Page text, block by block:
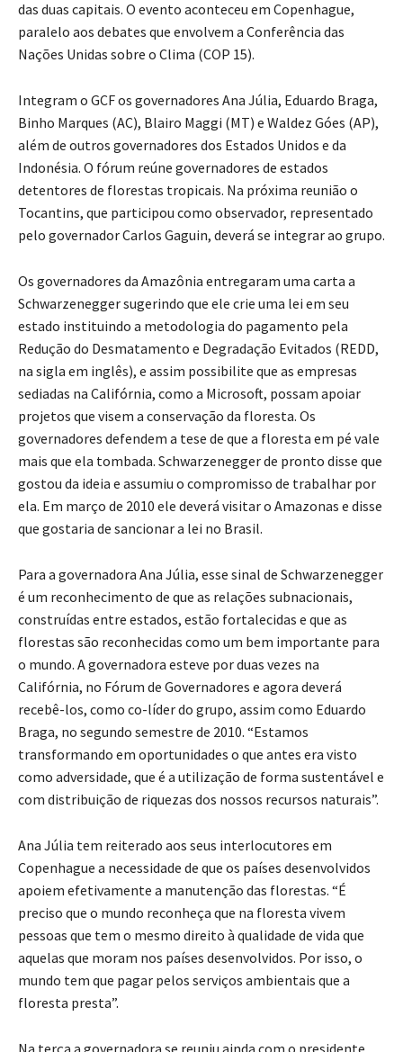
das duas capitais. O evento aconteceu em Copenhague,
paralelo aos debates que envolvem a Conferência das
Nações Unidas sobre o Clima (COP 15).
Integram o GCF os governadores Ana Júlia, Eduardo Braga,
Binho Marques (AC), Blairo Maggi (MT) e Waldez Góes (AP),
além de outros governadores dos Estados Unidos e da
Indonésia. O fórum reúne governadores de estados
detentores de florestas tropicais. Na próxima reunião o
Tocantins, que participou como observador, representado
pelo governador Carlos Gaguin, deverá se integrar ao grupo.
Os governadores da Amazônia entregaram uma carta a
Schwarzenegger sugerindo que ele crie uma lei em seu
estado instituindo a metodologia do pagamento pela
Redução do Desmatamento e Degradação Evitados (REDD,
na sigla em inglês), e assim possibilite que as empresas
sediadas na Califórnia, como a Microsoft, possam apoiar
projetos que visem a conservação da floresta. Os
governadores defendem a tese de que a floresta em pé vale
mais que ela tombada. Schwarzenegger de pronto disse que
gostou da ideia e assumiu o compromisso de trabalhar por
ela. Em março de 2010 ele deverá visitar o Amazonas e disse
que gostaria de sancionar a lei no Brasil.
Para a governadora Ana Júlia, esse sinal de Schwarzenegger
é um reconhecimento de que as relações subnacionais,
construídas entre estados, estão fortalecidas e que as
florestas são reconhecidas como um bem importante para
o mundo. A governadora esteve por duas vezes na
Califórnia, no Fórum de Governadores e agora deverá
recebê-los, como co-líder do grupo, assim como Eduardo
Braga, no segundo semestre de 2010. “Estamos
transformando em oportunidades o que antes era visto
como adversidade, que é a utilização de forma sustentável e
com distribuição de riquezas dos nossos recursos naturais”.
Ana Júlia tem reiterado aos seus interlocutores em
Copenhague a necessidade de que os países desenvolvidos
apoiem efetivamente a manutenção das florestas. “É
preciso que o mundo reconheça que na floresta vivem
pessoas que tem o mesmo direito à qualidade de vida que
aquelas que moram nos países desenvolvidos. Por isso, o
mundo tem que pagar pelos serviços ambientais que a
floresta presta”.
Na terça a governadora se reuniu ainda com o presidente